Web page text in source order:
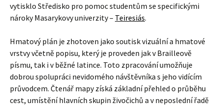
vytisklo Středisko pro pomoc studentům se specifickými
nároky Masarykovy univerzity – Teiresiás.
Hmatový plán je zhotoven jako soutisk vizuální a hmatové
vrstvy včetně popisu, který je proveden jak v Brailleově
písmu, tak i v běžné latince. Toto zpracování umožňuje
dobrou spolupráci nevidomého návštěvníka s jeho vidícím
průvodcem. Čtenář mapy získá základní přehled o průběhu
cest, umístění hlavních skupin živočichů a v neposlední řadě